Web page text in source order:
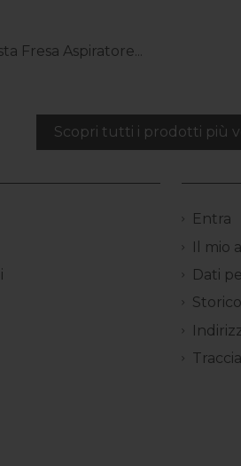
Fresa Aspiratore...
Scopri tutti i prodotti più
Entra
Il mio
Dati